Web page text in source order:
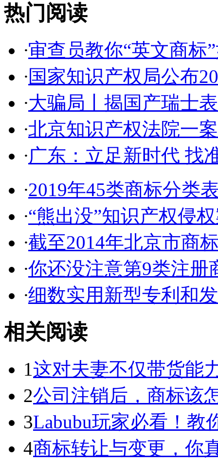
热门阅读
·审查员教你“英文商标
·国家知识产权局公布
·大骗局丨揭国产瑞士
·北京知识产权法院一
·广东：立足新时代 找
·2019年45类商标分类
·“熊出没”知识产权侵
·截至2014年北京市商
·你还没注意第9类注册
·细数实用新型专利和
相关阅读
1这对夫妻不仅带货能
2公司注销后，商标该
3Labubu玩家必看！教
4商标转让与变更，你